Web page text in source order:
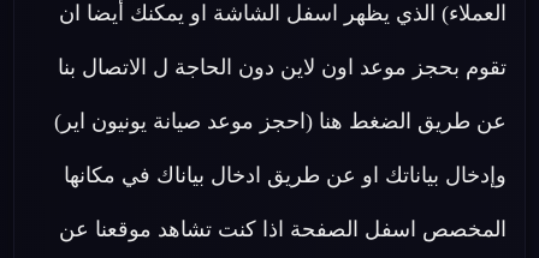
العملاء) الذي يظهر اسفل الشاشة او يمكنك أيضا ان
تقوم بحجز موعد اون لاين دون الحاجة ل الاتصال بنا
عن طريق الضغط هنا (احجز موعد صيانة يونيون اير)
وإدخال بياناتك او عن طريق ادخال بياناك في مكانها
المخصص اسفل الصفحة اذا كنت تشاهد موقعنا عن